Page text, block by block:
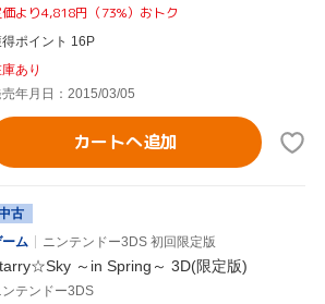
価より4,818円（73%）おトク
ポイント 16P
あり
年月日：2015/03/05
カートへ追加
古
ム
ニンテンドー3DS 初回限定版
～in Spring～ 3D(限定版)
ンテンドー3DS